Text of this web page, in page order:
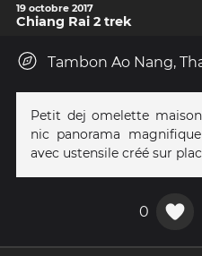
19 octobre 2017
Chiang Rai 2 trek
Tambon Ao Nang,
Petit dej omelette
nic panorama
avec ustensile créé sur
0